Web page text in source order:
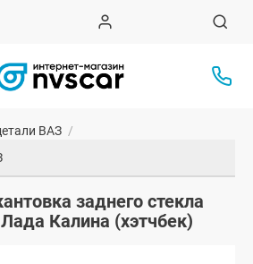
ВАЗ /
заднего стекла
Калина (хэтчбек)